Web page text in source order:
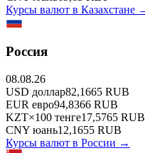
Курсы валют в Казахстане
Россия
08.08.26
USD доллар82,1665 RUB
EUR евро94,8366 RUB
KZT×100 тенге17,5765 RUB
CNY юань12,1655 RUB
Курсы валют в России →